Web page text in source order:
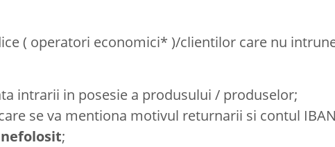
( operatori economici* )/clientilor care nu
intrarii in posesie a produsului / produselor;
se va mentiona motivul returnarii si contul
;